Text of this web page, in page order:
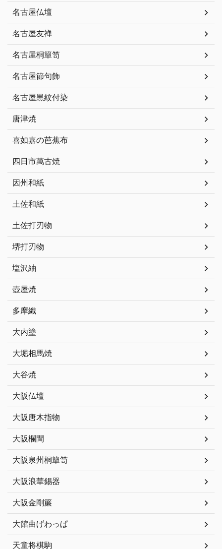
名古屋仏壇
名古屋友禅
名古屋桐簞笥
名古屋節句飾
名古屋黒紋付染
唐津焼
喜如嘉の芭蕉布
四日市萬古焼
因州和紙
土佐和紙
土佐打刃物
堺打刃物
塩沢紬
壺屋焼
多摩織
大内塗
大堀相馬焼
大谷焼
大阪仏壇
大阪唐木指物
大阪欄間
大阪泉州桐簞笥
大阪浪華錫器
大阪金剛簾
大館曲げわっぱ
天童将棋駒